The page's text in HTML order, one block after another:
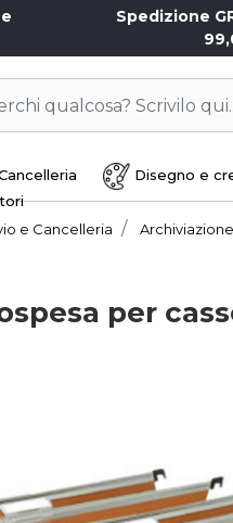
Spedizione
Disegno e
e Cancelleria Archiviazione
per